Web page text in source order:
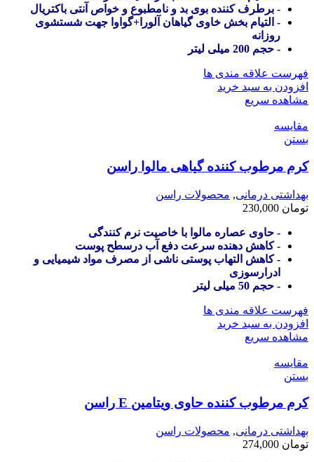
- برطرف کننده بوی بد و نامطبوع و خواص آنتی باکتریال
- التیام بخش خاوی گیاهان آلورا+گواوا جهت شستشوی
روزانه
- حجم 200 میلی لیتر
فهرست علاقه مندی ها
افزودن به سبد خرید
مشاهده سریع
مقایسه
بستن
کرم مرطوب کننده گیاهی مالوا راسن
بهداشتی درمانی, محصولات راسن
تومان
- حاوی عصاره مالوا با خاصیت نرم کنندگی
- کاهش دهنده سرعت دفع آب درسطح پوست
- کاهش التهاب پوستی ناشی از مصرف مواد شیمیایی و
ادرارسوزی
- حجم 50 میلی لیتر
فهرست علاقه مندی ها
افزودن به سبد خرید
مشاهده سریع
مقایسه
بستن
کرم مرطوب کننده حاوی ویتامین E راسن
بهداشتی درمانی, محصولات راسن
تومان